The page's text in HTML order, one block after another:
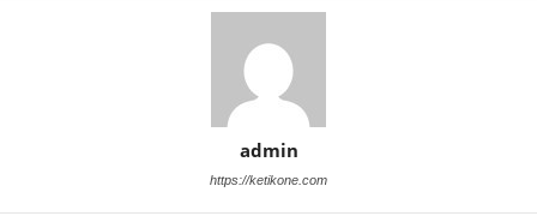
admin
https://ketikone.com